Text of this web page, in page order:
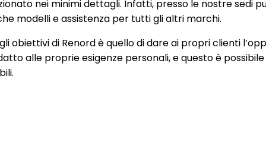
partenza in salita
Avviso attraversamento linea di
corsia (Lane Departure Warning)
dorati warm
laterale E-
Battitacco specifico con griffe E-
Tech Engineered
nei minimi dettagli. Infatti, presso le nostre sedi
modelli e assistenza per tutti gli altri marchi.
obiettivi di Renord è quello di dare ai propri clienti
alle proprie esigenze personali, e questo è